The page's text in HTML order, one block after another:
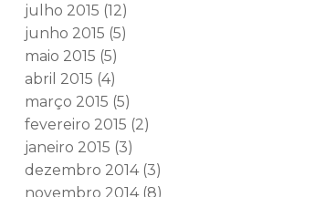
julho 2015 (12)
junho 2015 (5)
maio 2015 (5)
abril 2015 (4)
março 2015 (5)
fevereiro 2015 (2)
janeiro 2015 (3)
dezembro 2014(3)
novembro 2014(8)